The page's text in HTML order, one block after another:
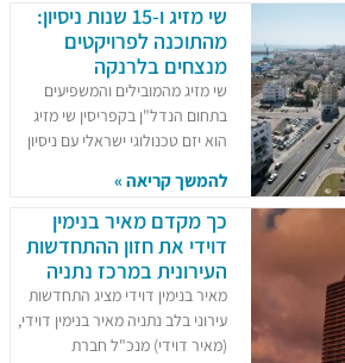
שי מזיג ו-15 שנות ניסיון:
מהתוכנה לפרויקטים
מנצחים בלרנקה
שי מזיג מהמובילים והמשפיעים
בתחום הנדל"ן בקפריסין שי מזיג
הוא יזם טכנולוגי ישראלי עם ניסיון
להמשך קריאה »
כך מקדם מאיר בנימין
דוידי את חזון ההתחדשות
העירונית במרכז נתניה
מאיר בנימין דוידי מציג התחדשות
עירוני בלב נתניה מאיר בנימין דוידי,
(מאיר דוידי) מנכ"ל חברת